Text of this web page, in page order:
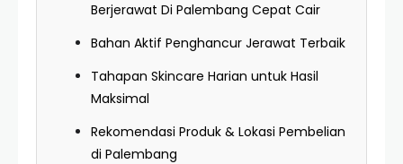
Berjerawat Di Palembang Cepat Cair
Bahan Aktif Penghancur Jerawat Terbaik
Tahapan Skincare Harian untuk Hasil
Maksimal
Rekomendasi Produk & Lokasi Pembelian
di Palembang